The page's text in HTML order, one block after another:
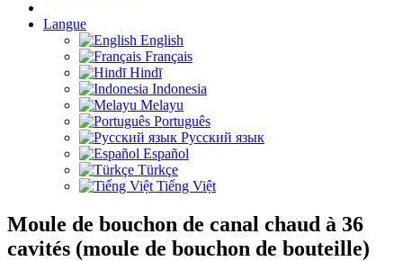
Langue
English
Français
Hindī
Indonesia
Melayu
Português
Русский язык
Español
Türkçe
Tiếng Việt
Moule de bouchon de canal chaud à 36
cavités (moule de bouchon de bouteille)